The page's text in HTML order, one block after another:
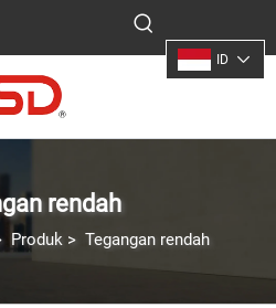
ID
rendah
Produk> Tegangan rendah